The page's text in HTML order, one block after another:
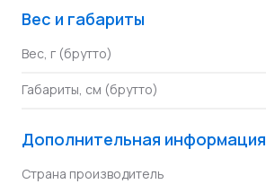
Вес и габариты
Вес, г (брутто)
Габариты, см (брутто)
Дополнительная информация
Страна производитель